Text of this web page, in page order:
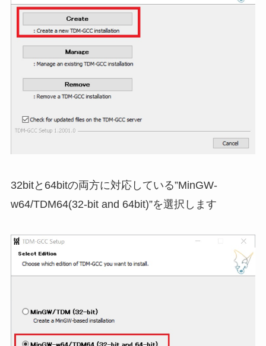
32bitと64bitの両方に対応している”MinGW-
w64/TDM64(32-bit and 64bit)”を選択します